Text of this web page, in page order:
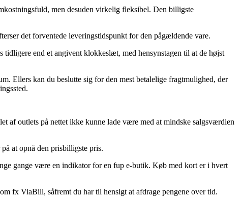
men desuden virkelig fleksibel. Den billigste
det forventede leveringstidspunkt for den pågældende vare.
end et angivent klokkeslæt, med hensynstagen til at de højst
Ellers kan du beslutte sig for den mest betalelige fragtmulighed, der
af outlets på nettet ikke kunne lade være med at mindske salgsværdien
at opnå den prisbilligste pris.
gange være en indikator for en fup e-butik. Køb med kort er i hvert
fx ViaBill, såfremt du har til hensigt at afdrage pengene over tid.